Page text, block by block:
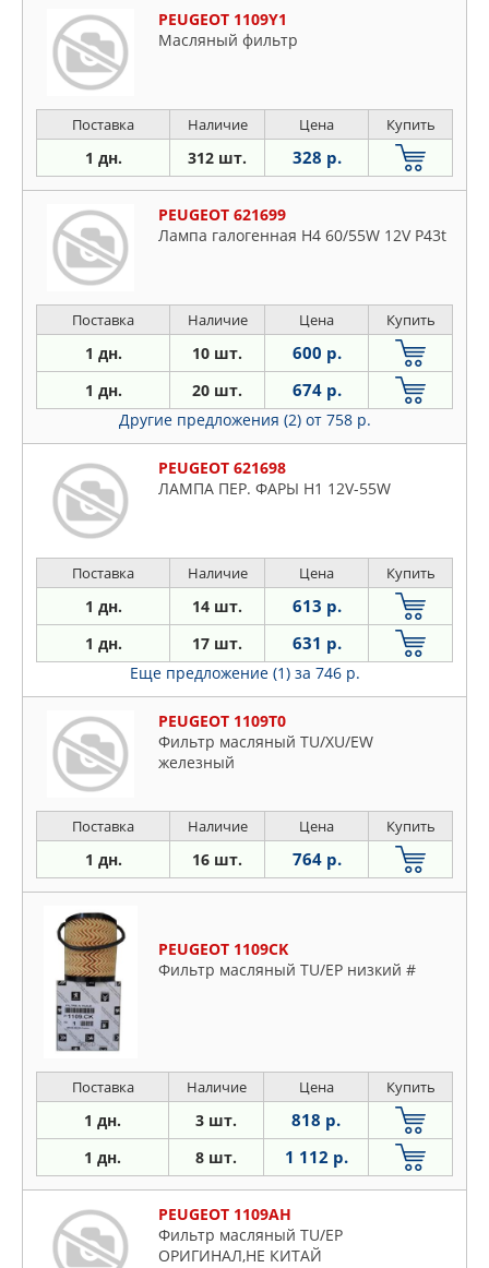
PEUGEOT 1109Y1
Масляный фильтр
Поставка Наличие Цена Купить
1 дн. 312 шт. 328 р.
PEUGEOT 621699
Лампа галогенная H4 60/55W 12V P43t
Поставка Наличие Цена Купить
1 дн. 10 шт. 600 р.
1 дн. 20 шт. 674 р.
Другие предложения (2) от 758 р.
PEUGEOT 621698
ЛАМПА ПЕР. ФАРЫ H1 12V-55W
Поставка Наличие Цена Купить
1 дн. 14 шт. 613 р.
1 дн. 17 шт. 631 р.
Еще предложение (1) за 746 р.
PEUGEOT 1109T0
Фильтр масляный TU/XU/EW
железный
Поставка Наличие Цена Купить
1 дн. 16 шт. 764 р.
PEUGEOT 1109CK
Фильтр масляный TU/EP низкий #
Поставка Наличие Цена Купить
1 дн. 3 шт. 818 р.
1 дн. 8 шт. 1 112 р.
PEUGEOT 1109AH
Фильтр масляный TU/EP
ОРИГИНАЛ,НЕ КИТАЙ